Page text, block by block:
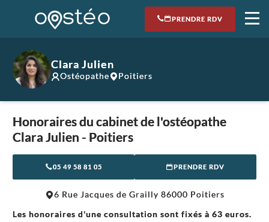
PRENDRE RDV
Clara Julien
Ostéopathe Poitiers
Honoraires du cabinet de l'ostéopathe
Clara Julien - Poitiers
05 49 58 81 05 PRENDRE RDV
6 Rue Jacques de Grailly 86000 Poitiers
Les honoraires d'une consultation sont fixés à 63 euros.